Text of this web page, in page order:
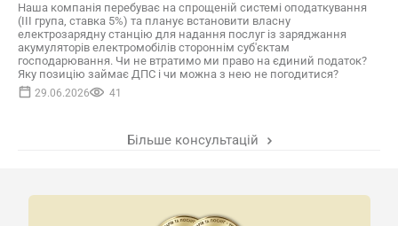
Наша компанія перебуває на спрощеній системі оподаткування
(ІІІ група, ставка 5%) та планує встановити власну
електрозарядну станцію для надання послуг із заряджання
акумуляторів електромобілів стороннім суб'єктам
господарювання. Чи не втратимо ми право на єдиний податок?
Яку позицію займає ДПС і чи можна з нею не погодитися?
29.06.2026 41
Більше консультацій